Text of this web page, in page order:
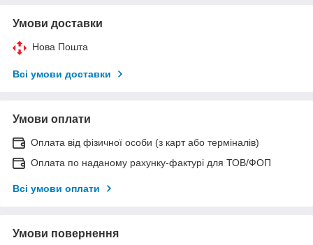
Умови доставки
Нова Пошта
Всі умови доставки
Умови оплати
Оплата від фізичної особи (з карт або терміналів)
Оплата по наданому рахунку-фактурі для ТОВ/ФОП
Всі умови оплати
Умови повернення